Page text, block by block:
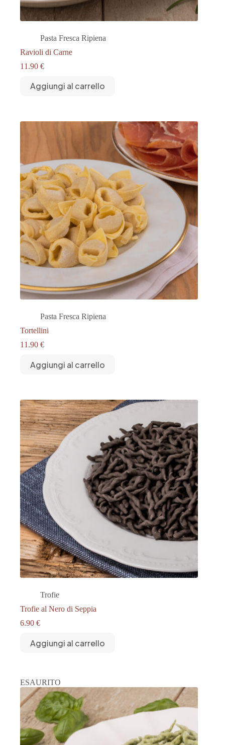
Pasta Fresca Ripiena
Ravioli di Carne
11.90 €
Aggiungi al carrello
Pasta Fresca Ripiena
Tortellini
11.90 €
Aggiungi al carrello
Trofie
Trofie al Nero di Seppia
6.90 €
Aggiungi al carrello
ESAURITO